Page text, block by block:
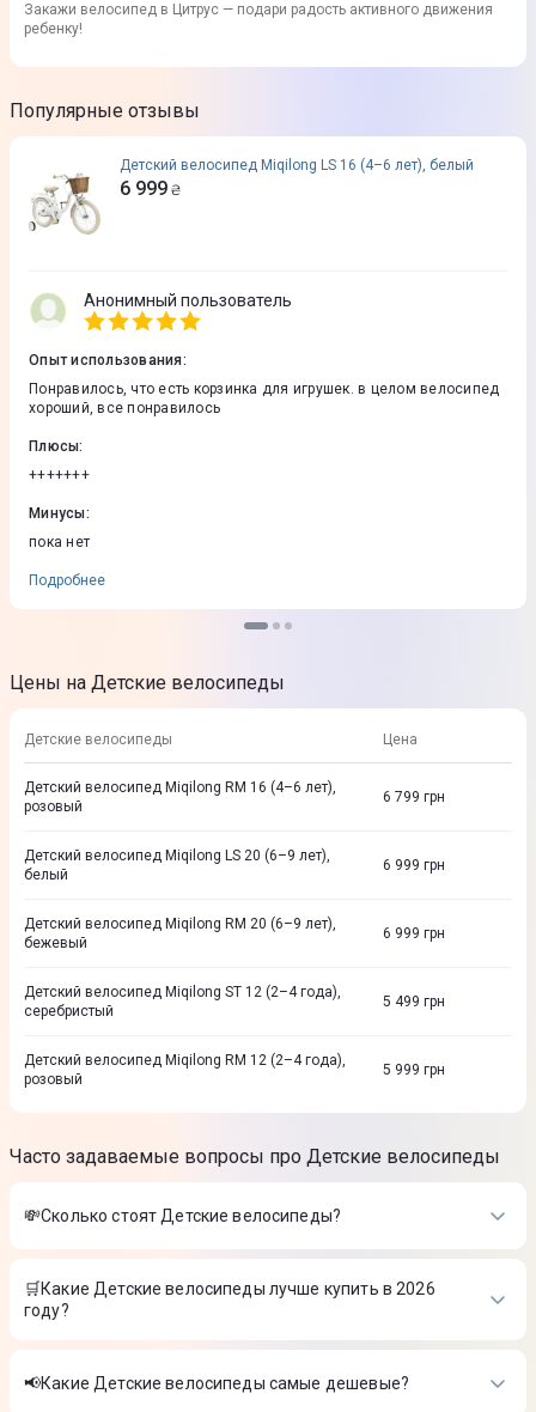
Закажи велосипед в Цитрус — подари радость активного движения
ребенку!
Популярные отзывы
Детский велосипед Miqilong LS 16 (4–6 лет), белый
6 999 ₴
Анонимный пользователь
Опыт использования:
Понравилось, что есть корзинка для игрушек. в целом велосипед
хороший, все понравилось
Плюсы:
+++++++
Минусы:
пока нет
Подробнее
Цены на Детские велосипеды
Детские велосипеды Цена
Детский велосипед Miqilong RM 16 (4–6 лет),
розовый
6 799 грн
Детский велосипед Miqilong LS 20 (6–9 лет),
белый
6 999 грн
Детский велосипед Miqilong RM 20 (6–9 лет),
бежевый
6 999 грн
Детский велосипед Miqilong ST 12 (2–4 года),
серебристый
5 499 грн
Детский велосипед Miqilong RM 12 (2–4 года),
розовый
5 999 грн
Часто задаваемые вопросы про Детские велосипеды
💸Сколько стоят Детские велосипеды?
интернет-магазине Цитрус
Детский велосипед Miqilong RM 16 (4–6 лет), розовый
6 999 ₴
🛒Какие Детские велосипеды лучше купить в 2026
году?
интернет-магазина Цитрус
📢Какие Детские велосипеды самые дешевые?